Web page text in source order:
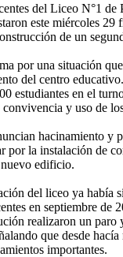
del Liceo N°1 de
este miércoles 29
de un
por una situación
del centro
estudiantes en el
y uso de
hacinamiento y
por la instalación de
edificio.
del liceo ya había
en septiembre de
realizaron un paro
que desde hacía
importantes.